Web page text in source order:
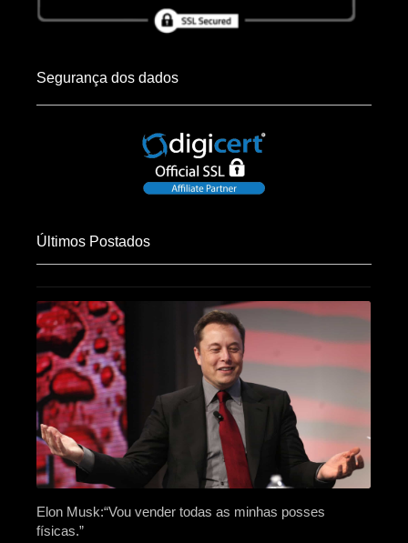
Segurança dos dados
Últimos Postados
Elon Musk:“Vou vender todas as minhas posses
físicas.”